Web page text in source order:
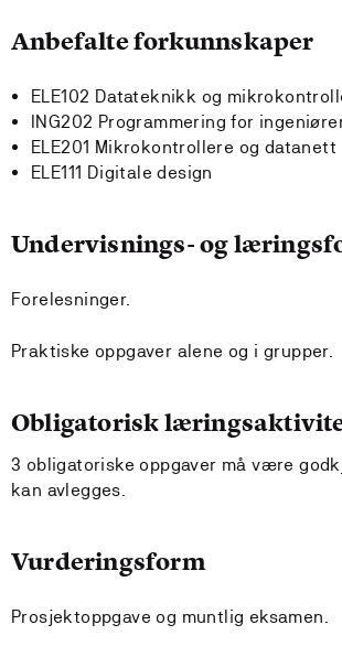
Anbefalte forkunnskaper
ELE102 Datateknikk og
ING202 Programmering for
ELE201 Mikrokontrollere og datanett
ELE111 Digitale design
Undervisnings- og
Forelesninger.
Praktiske oppgaver alene og i grupper.
Obligatorisk
3 obligatoriske oppgaver må være
kan avlegges.
Vurderingsform
Prosjektoppgave og muntlig eksamen.